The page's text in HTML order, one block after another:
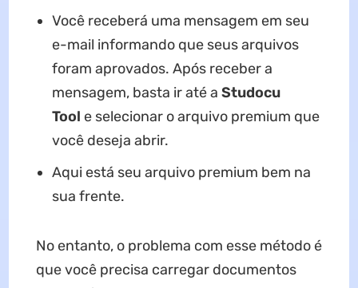
Você receberá uma mensagem em seu
e-mail informando que seus arquivos
foram aprovados. Após receber a
mensagem, basta ir até a Studocu
Tool e selecionar o arquivo premium que
você deseja abrir.
Aqui está seu arquivo premium bem na
sua frente.
No entanto, o problema com esse método é
que você precisa carregar documentos